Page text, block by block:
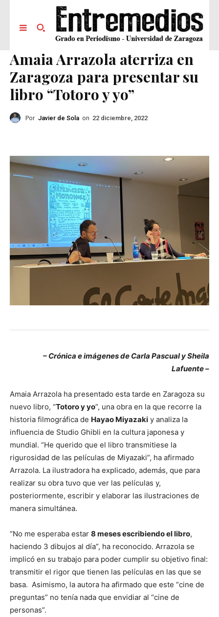
Amaia Arrazola aterriza en
Zaragoza para presentar su
libro “Totoro y yo”
Por Javier de Sola on 22 diciembre, 2022
– Crónica e imágenes de Carla Pascual y Sheila
Lafuente –
Amaia Arrazola ha presentado esta tarde en Zaragoza su
nuevo libro, “Totoro y yo”, una obra en la que recorre la
historia filmográfica de Hayao Miyazaki y analiza la
influencia de Studio Ghibli en la cultura japonesa y
mundial. “He querido que el libro transmitiese la
rigurosidad de las películas de Miyazaki”, ha afirmado
Arrazola. La ilustradora ha explicado, además, que para
realizar su obra tuvo que ver las películas y,
posteriormente, escribir y elaborar las ilustraciones de
manera simultánea.
“No me esperaba estar 8 meses escribiendo el libro,
haciendo 3 dibujos al día”, ha reconocido. Arrazola se
implicó en su trabajo para poder cumplir su objetivo final:
transmitir el rigor que tienen las películas en las que se
basa. Asimismo, la autora ha afirmado que este “cine de
preguntas” no tenía nada que envidiar al “cine de
personas”.